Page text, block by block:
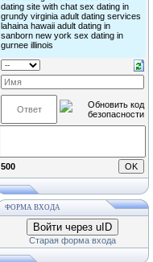
500
ФОРМА ВХОДА
Войти через uID
Старая форма входа